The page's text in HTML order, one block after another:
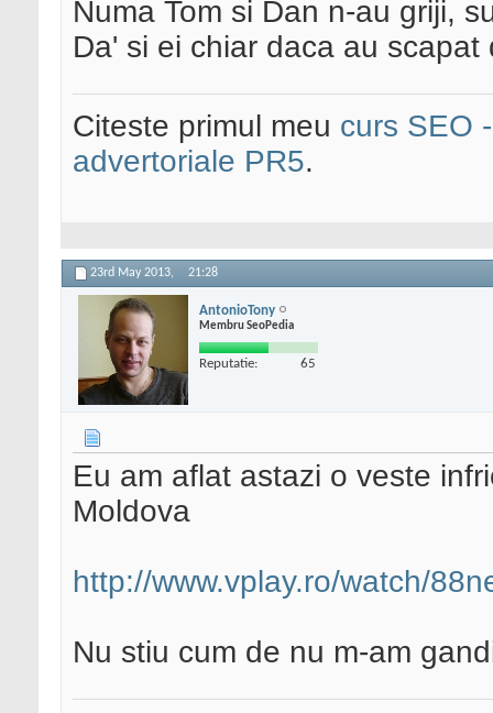
Numa Tom si Dan n-au griji,
Da' si ei chiar daca au
Citeste primul meu curs SEO
advertoriale PR5.
23rd May 2013, 21:28
AntonioTony
Membru SeoPedia
Reputatie: 65
Eu am aflat astazi o veste
Moldova
http://www.vplay.ro/watch/
Nu stiu cum de nu m-am